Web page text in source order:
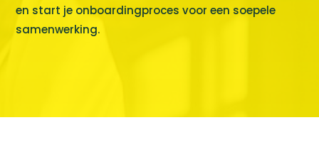
en start je onboardingproces voor een soepele
samenwerking.